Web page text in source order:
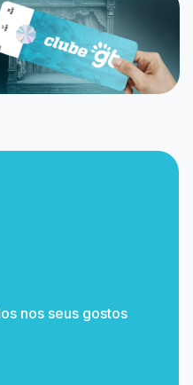
nos seus gostos